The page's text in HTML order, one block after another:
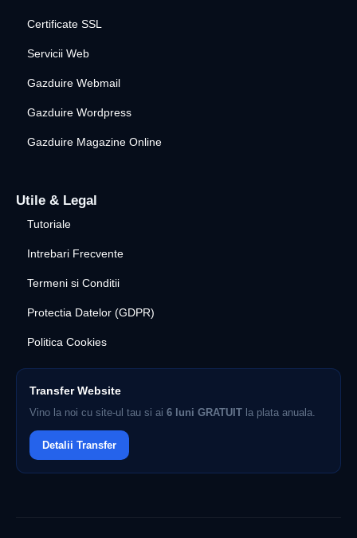
Certificate SSL
Servicii Web
Gazduire Webmail
Gazduire Wordpress
Gazduire Magazine Online
Utile & Legal
Tutoriale
Intrebari Frecvente
Termeni si Conditii
Protectia Datelor (GDPR)
Politica Cookies
Transfer Website
Vino la noi cu site-ul tau si ai 6 luni GRATUIT la plata anuala.
Detalii Transfer